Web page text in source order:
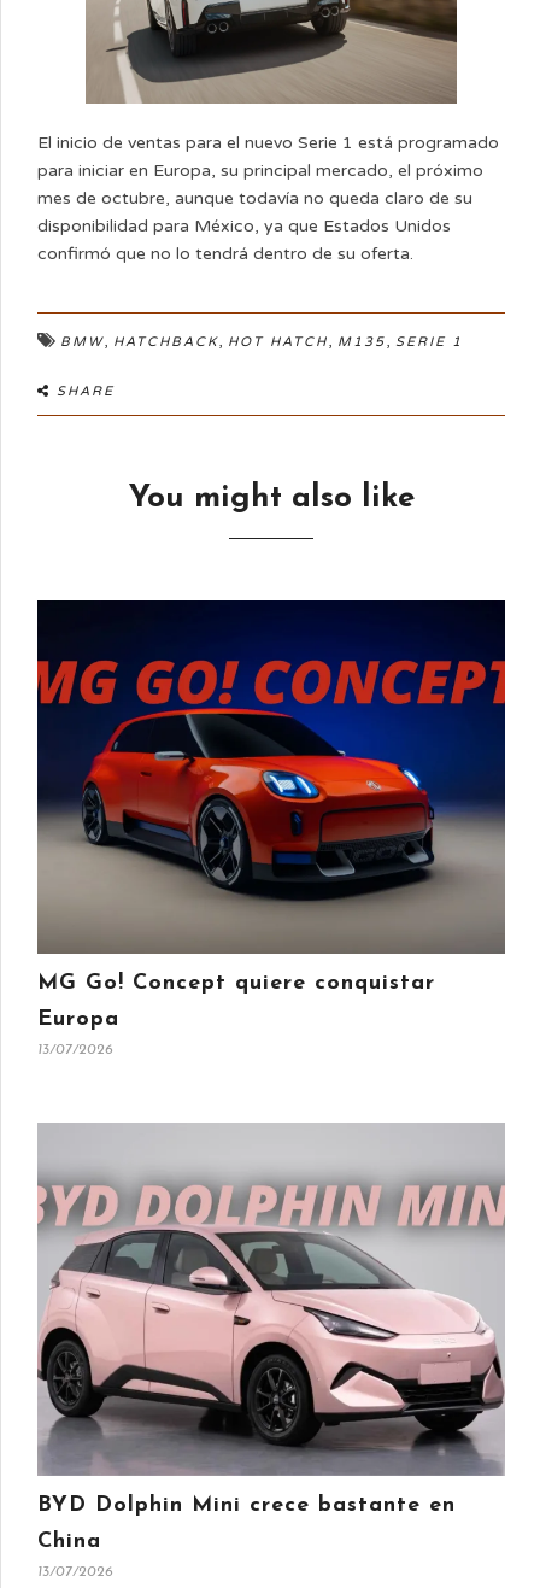
El inicio de ventas para el nuevo Serie 1 está programado
para iniciar en Europa, su principal mercado, el próximo
mes de octubre, aunque todavía no queda claro de su
disponibilidad para México, ya que Estados Unidos
confirmó que no lo tendrá dentro de su oferta.
BMW, HATCHBACK, HOT HATCH, M135, SERIE 1
SHARE
You might also like
MG Go! Concept quiere conquistar
Europa
13/07/2026
BYD Dolphin Mini crece bastante en
China
13/07/2026